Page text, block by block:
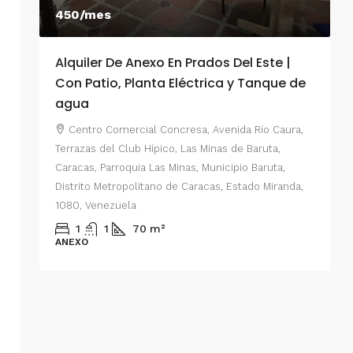
de
450/mes
Alquiler De Anexo En Prados Del Este |
Con Patio, Planta Eléctrica y Tanque de
agua
Centro Comercial Concresa, Avenida Río Caura,
Terrazas del Club Hípico, Las Minas de Baruta,
Caracas, Parroquia Las Minas, Municipio Baruta,
Distrito Metropolitano de Caracas, Estado Miranda,
1080, Venezuela
1 1 70 m²
ANEXO